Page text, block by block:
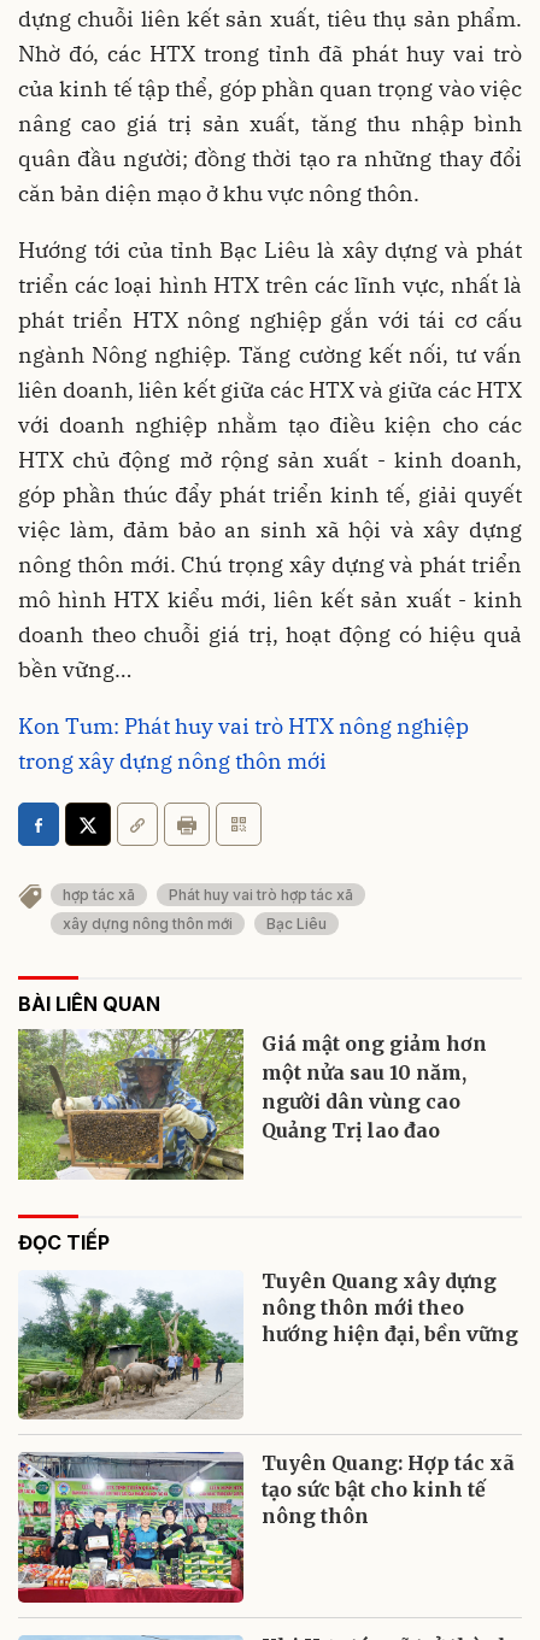
dựng chuỗi liên kết sản xuất, tiêu thụ sản phẩm.
Nhờ đó, các HTX trong tỉnh đã phát huy vai trò
của kinh tế tập thể, góp phần quan trọng vào việc
nâng cao giá trị sản xuất, tăng thu nhập bình
quân đầu người; đồng thời tạo ra những thay đổi
căn bản diện mạo ở khu vực nông thôn.
Hướng tới của tỉnh Bạc Liêu là xây dựng và phát
triển các loại hình HTX trên các lĩnh vực, nhất là
phát triển HTX nông nghiệp gắn với tái cơ cấu
ngành Nông nghiệp. Tăng cường kết nối, tư vấn
liên doanh, liên kết giữa các HTX và giữa các HTX
với doanh nghiệp nhằm tạo điều kiện cho các
HTX chủ động mở rộng sản xuất - kinh doanh,
góp phần thúc đẩy phát triển kinh tế, giải quyết
việc làm, đảm bảo an sinh xã hội và xây dựng
nông thôn mới. Chú trọng xây dựng và phát triển
mô hình HTX kiểu mới, liên kết sản xuất - kinh
doanh theo chuỗi giá trị, hoạt động có hiệu quả
bền vững…
Kon Tum: Phát huy vai trò HTX nông nghiệp
trong xây dựng nông thôn mới
hợp tác xã
Phát huy vai trò hợp tác xã
xây dựng nông thôn mới
Bạc Liêu
BÀI LIÊN QUAN
Giá mật ong giảm hơn
một nửa sau 10 năm,
người dân vùng cao
Quảng Trị lao đao
ĐỌC TIẾP
Tuyên Quang xây dựng
nông thôn mới theo
hướng hiện đại, bền vững
Tuyên Quang: Hợp tác xã
tạo sức bật cho kinh tế
nông thôn